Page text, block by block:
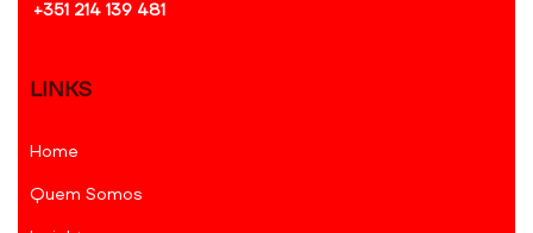
+351 214 139 481
LINKS
Home
Quem Somos